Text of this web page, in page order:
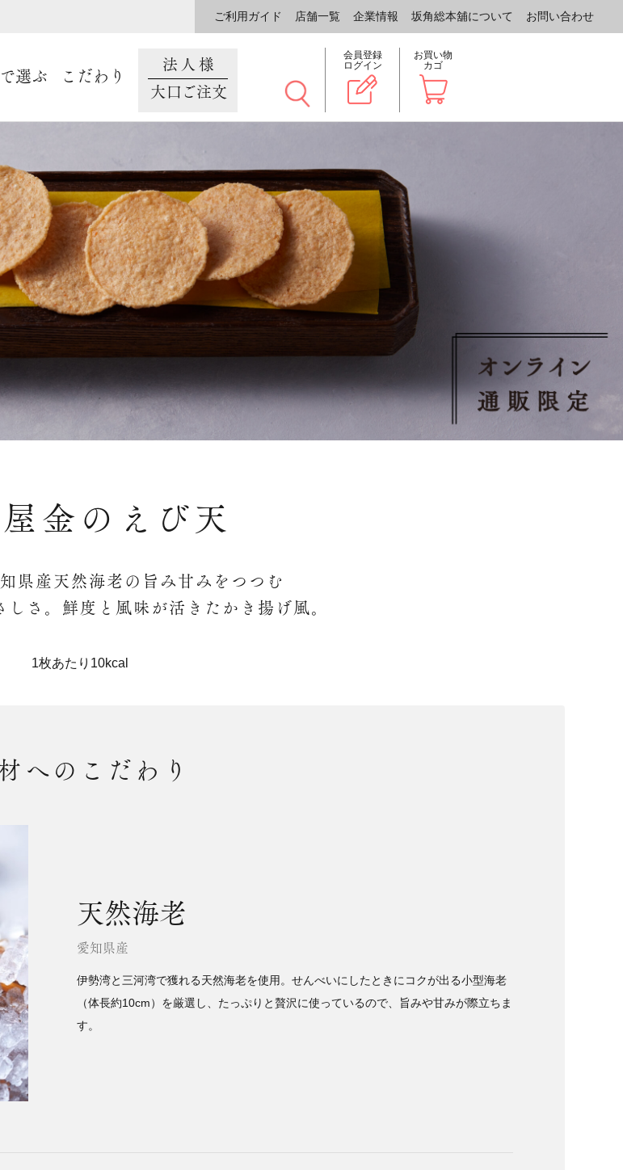
ご利用ガイド 店舗一覧 企業情報 坂角総本舖について お問い合わせ
選ぶ こだわり
法人様
大口ご注文
会員登録
ログイン
お買い物
カゴ
金のえび天
県産天然海老の旨み甘みをつつむ
さ。鮮度と風味が活きたかき揚げ風。
1枚あたり10kcal
へのこだわり
天然海老
愛知県産
伊勢湾と三河湾で獲れる天然海老を使用。せんべいにしたときにコクが出る小型海老
（体長約10cm）を厳選し、たっぷりと贅沢に使っているので、旨みや甘みが際立ちま
す。